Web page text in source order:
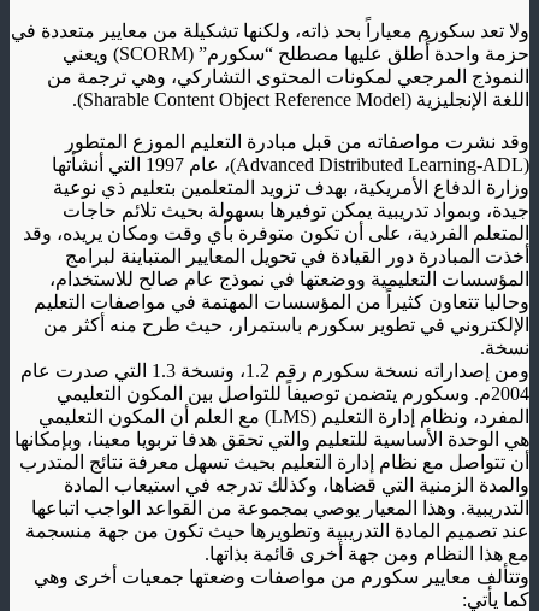
ولا تعد سكورم معياراً بحد ذاته، ولكنها تشكيلة من معايير متعددة في
حزمة واحدة أُطلق عليها مصطلح “سكورم” (SCORM)
ويعني
النموذج المرجعي لمكونات المحتوى التشاركي، وهي ترجمة من
اللغة الإنجليزية (Sharable Content Object Reference Model).
وقد نشرت مواصفاته من قبل مبادرة التعليم الموزع المتطور
(Advanced Distributed Learning-ADL)
، عام 1997 التي أنشأتها
وزارة الدفاع الأمريكية، بهدف تزويد المتعلمين بتعليم ذي نوعية
جيدة، وبمواد تدريبية يمكن توفيرها بسهولة بحيث تلائم حاجات
المتعلم الفردية، على أن تكون متوفرة بأي وقت ومكان يريده، وقد
أخذت المبادرة دور القيادة في تحويل المعايير المتباينة لبرامج
المؤسسات التعليمية ووضعتها في نموذج عام صالح للاستخدام،
وحاليا تتعاون كثيراً من المؤسسات المهتمة في مواصفات التعليم
الإلكتروني في تطوير سكورم باستمرار، حيث طرح منه أكثر من
نسخة.
ومن إصداراته نسخة سكورم رقم 1.2، ونسخة 1.3 التي صدرت عام
2004م. وسكورم يتضمن توصيفاً للتواصل بين المكون التعليمي
المفرد، ونظام إدارة التعليم (LMS)
مع العلم أن المكون التعليمي
هي الوحدة الأساسية للتعليم والتي تحقق هدفا تربويا معينا، وبإمكانها
أن تتواصل مع نظام إدارة التعليم بحيث تسهل معرفة نتائج المتدرب
والمدة الزمنية التي قضاها، وكذلك تدرجه في استيعاب المادة
التدريبية. وهذا المعيار يوصي بمجموعة من القواعد الواجب اتباعها
عند تصميم المادة التدريبية وتطويرها حيث تكون من جهة منسجمة
مع هذا النظام ومن جهة أخرى قائمة بذاتها.
وتتألف معايير سكورم من مواصفات وضعتها جمعيات أخرى وهي
كما يأتي: